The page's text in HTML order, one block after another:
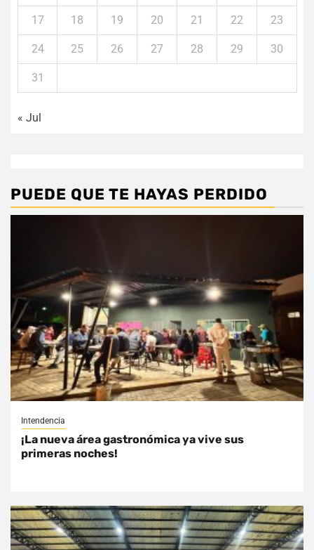
17 18 19 20 21 22 23
24 25 26 27 28 29 30
31
« Jul
PUEDE QUE TE HAYAS PERDIDO
Intendencia
¡La nueva área gastronómica ya vive sus
primeras noches!